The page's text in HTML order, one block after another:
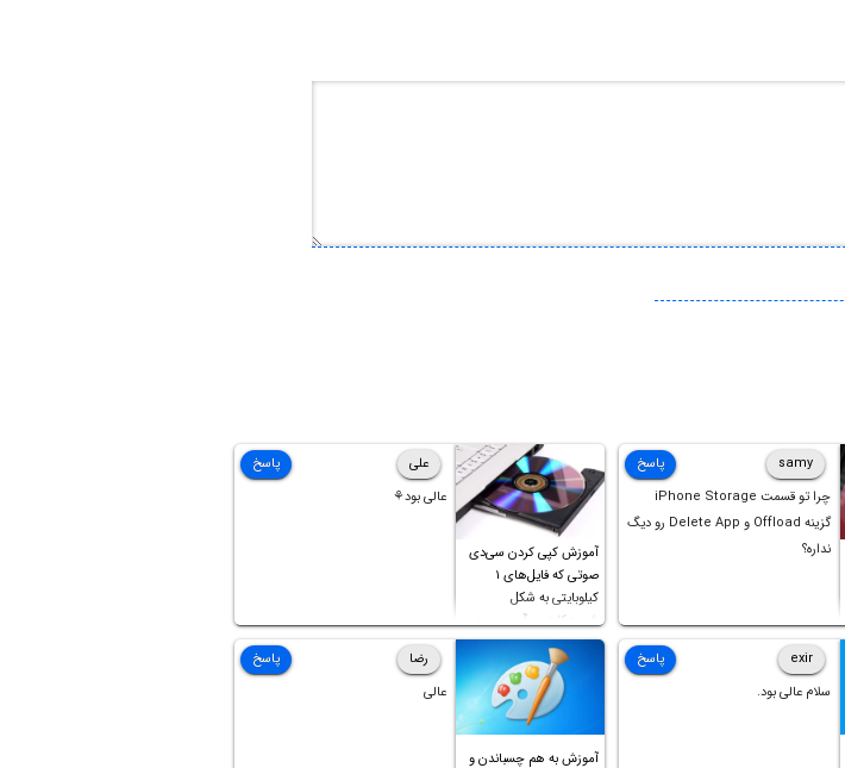
samy
چرا تو قسمت iPhone Storage
گزینه Offload و Delete App رو دیگ
نداره؟
پاسخ
آموزش کپی کردن سی‌دی
صوتی که فایل‌های ۱
کیلوبایتی به شکل
شورت‌کات در آن موجود
است!
علی
عالی بود⚘
پاسخ
exir
سلام عالی بود.
پاسخ
آموزش به هم چسباندن و
رضا
عالی
پاسخ